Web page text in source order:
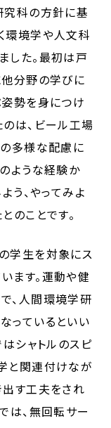
究科の方針に基
環境学や人文科
した。最初は戸
他分野の学びに
勢を身につけ
は、ビール工場
多様な配慮に
ような経験か
う、やってみよ
のことです。
学生を対象にス
ます。運動や健
、人間環境学研
っているといい
はシャトルのスピ
と関連付けなが
出す工夫をされ
は、無回転サー